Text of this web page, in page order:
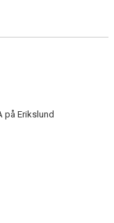
på Erikslund